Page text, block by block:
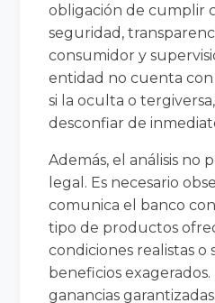
obligación de cumplir
seguridad,
consumidor y
entidad no cuenta
si la oculta o
desconfiar de
Además, el análisis no
legal. Es necesario
comunica el banco
tipo de productos
condiciones realistas o
beneficios exagerados.
ganancias